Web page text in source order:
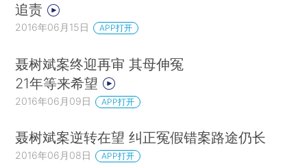
追责
2016年06月15日 APP打开
聂树斌案终迎再审 其母伸冤
21年等来希望
2016年06月09日 APP打开
聂树斌案逆转在望 纠正冤假错案路途仍长
2016年06月08日 APP打开